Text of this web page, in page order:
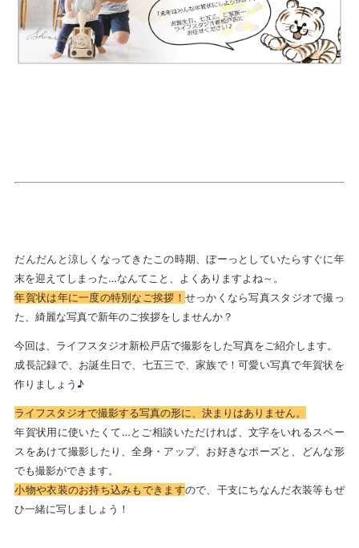
だんだんと涼しくなってきたこの時期、ぼーっとしていたらすぐに年
末を迎えてしまった…なんてこと、よくありますよね～。
年賀状は年に一度の特別なご挨拶！ せっかくなら写真スタジオで撮っ
た、綺麗な写真で新年のご挨拶をしませんか？
今回は、ライフスタジオ新松戸店で撮影をした写真をご紹介します。
成長記録で、お誕生日で、七五三で、家族で！可愛い写真で年賀状を
作りましょう♪
ライフスタジオで撮影する写真の形に、決まりはありません。
年賀状用に使いたくて…とご相談いただければ、文字をいれるスペー
スをあけて撮影したり、全身・アップ、お好きなポーズと、どんな形
でも撮影ができます。
小物や衣装のお持ち込みもできますので、干支にちなんだ衣装等もぜ
ひ一緒に写しましょう！